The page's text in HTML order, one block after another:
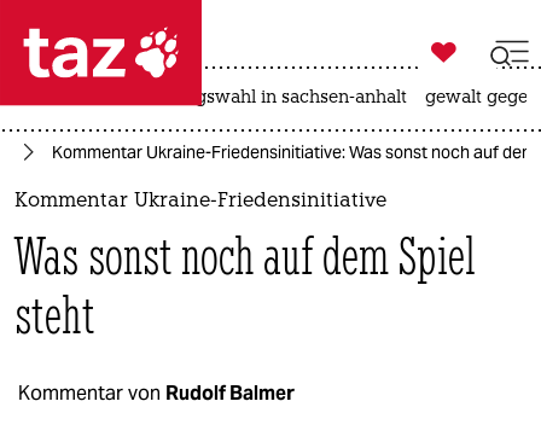
 taz zahl ich
taz zahl ich
politik
öko
gesellschaft

taz zahl ich
landtagswahl in sachsen-anhalt gewalt
Kommentar Ukraine-Friedensinitiative: Was sonst noch auf
Kommentar Ukraine-Friedensinitiative
Was sonst noch auf dem Spiel
steht
Kommentar von Rudolf Balmer